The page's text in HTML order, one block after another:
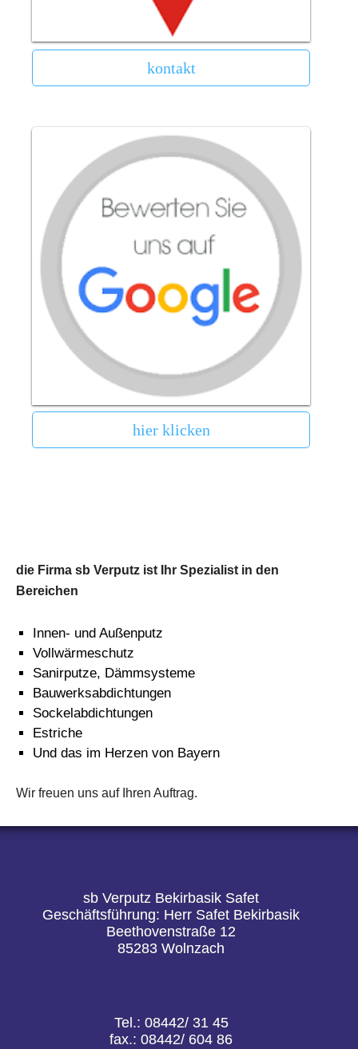
kontakt
hier klicken
die Firma sb Verputz ist Ihr Spezialist in den
Bereichen
Innen- und Außenputz
Vollwärmeschutz
Sanirputze, Dämmsysteme
Bauwerksabdichtungen
Sockelabdichtungen
Estriche
Und das im Herzen von Bayern
Wir freuen uns auf Ihren Auftrag.
sb Verputz Bekirbasik Safet
Geschäftsführung: Herr Safet Bekirbasik
Beethovenstraße 12
85283 Wolnzach
Tel.: 08442/ 31 45
fax.: 08442/ 604 86